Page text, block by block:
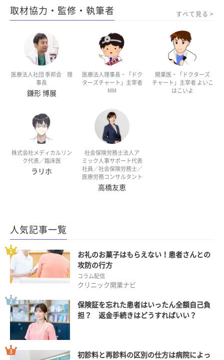
取材協力・監修・執筆者 すべて見る
医療法人社団 季邦会 理
事長
鎌形 博展
医療法人理事長・「ドク
ターズチャート」主宰者
MM
開業医・「ドクターズ
チャート」主宰者 よいこ
はこいよ
株式会社メディカルリン
ク代表／臨床医
ラリホ
社会保険労務士法人ア
ミック人事サポート代表
社員／社会保険労務士／
医療労務コンサルタント
高橋友恵
人気記事一覧
お礼のお菓子はもらえない！患者さんとの
攻防の行方
コラム配信
クリニック開業ナビ
保険証を忘れた患者はいったん全額自己負
担？ 返金手続きはどうすればいい？
初診料と再診料の区別の仕方は病院によっ